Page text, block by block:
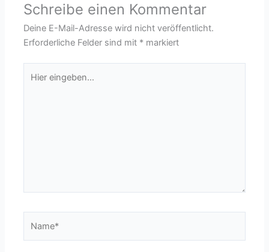
Schreibe einen Kommentar
Deine E-Mail-Adresse wird nicht veröffentlicht.
Erforderliche Felder sind mit * markiert
eingeben…